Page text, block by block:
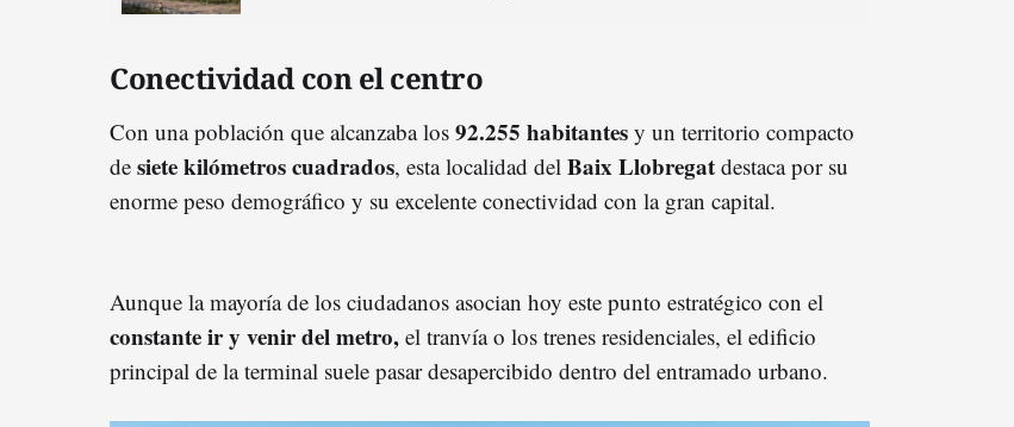
Conectividad con el centro
Con una población que alcanzaba los 92.255 habitantes y un territorio compacto
de siete kilómetros cuadrados, esta localidad del Baix Llobregat destaca por su
enorme peso demográfico y su excelente conectividad con la gran capital.
Aunque la mayoría de los ciudadanos asocian hoy este punto estratégico con el
constante ir y venir del metro, el tranvía o los trenes residenciales, el edificio
principal de la terminal suele pasar desapercibido dentro del entramado urbano.